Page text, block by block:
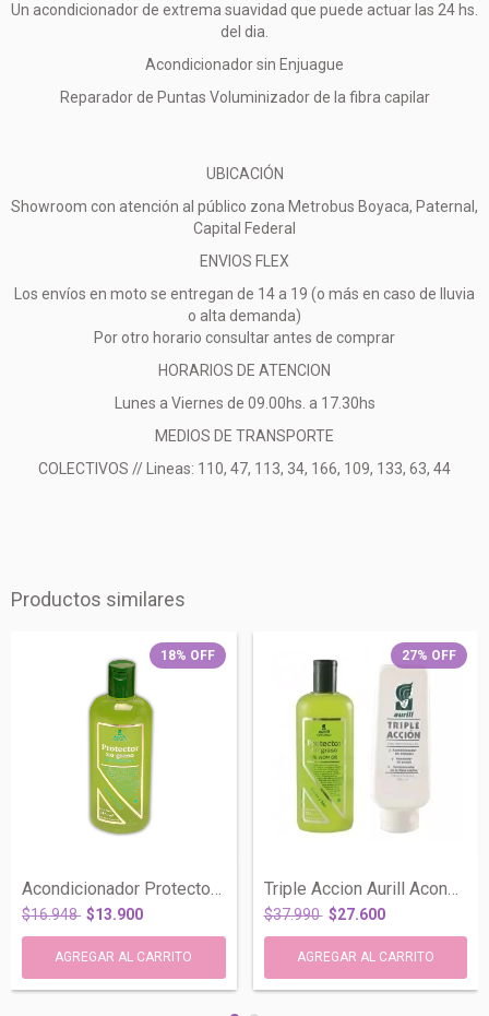
Un acondicionador de extrema suavidad que puede actuar las 24 hs.
del dia.
Acondicionador sin Enjuague
Reparador de Puntas Voluminizador de la fibra capilar
UBICACIÓN
Showroom con atención al público zona Metrobus Boyaca, Paternal,
Capital Federal
ENVIOS FLEX
Los envíos en moto se entregan de 14 a 19 (o más en caso de lluvia
o alta demanda)
Por otro horario consultar antes de comprar
HORARIOS DE ATENCION
Lunes a Viernes de 09.00hs. a 17.30hs
MEDIOS DE TRANSPORTE
COLECTIVOS // Lineas: 110, 47, 113, 34, 166, 109, 133, 63, 44
Productos similares
18% OFF
$16.948 $13.900
27% OFF
$37.990 $27.600